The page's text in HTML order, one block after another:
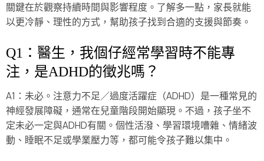
關鍵在於觀察持續時間與影響程度。了解多一點，家長就能
以更冷靜、理性的方式，幫助孩子找到合適的支援與節奏。
Q1：醫生，我個仔經常學習時不能專
注，是ADHD的徵兆嗎？
A1：未必。注意力不足／過度活躍症（ADHD）是一種常見的
神經發展障礙，通常在兒童階段開始顯現。不過，孩子坐不
定未必一定與ADHD有關。個性活潑、學習環境嘈雜、情緒波
動、睡眠不足或學業壓力等，都可能令孩子難以集中。